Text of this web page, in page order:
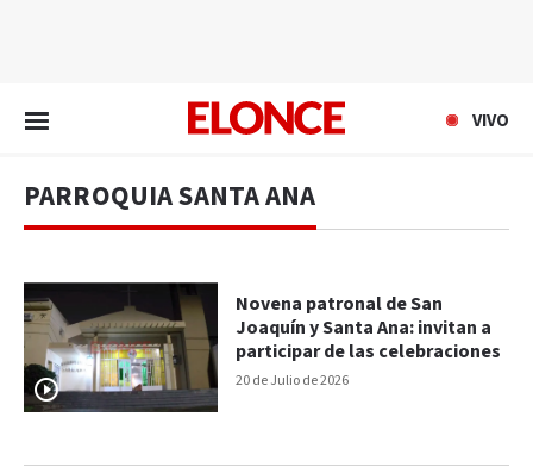
VIVO
PARROQUIA SANTA ANA
20 de Julio de 2026
Novena patronal de San
Joaquín y Santa Ana: invitan a
participar de las celebraciones